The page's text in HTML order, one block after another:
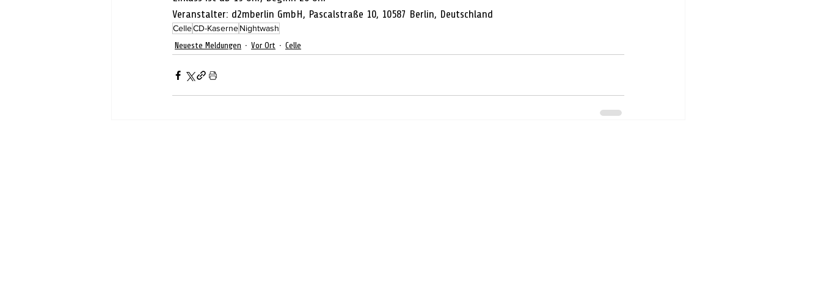
Veranstalter: d2mberlin GmbH, Pascalstraße 10, 10587 Berlin, Deutschland
CelleCD-KaserneNightwash
Neueste Meldungen Vor Ort Celle